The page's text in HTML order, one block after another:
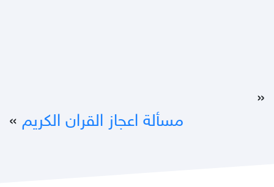
«
مسألة اعجاز القران الكريم »